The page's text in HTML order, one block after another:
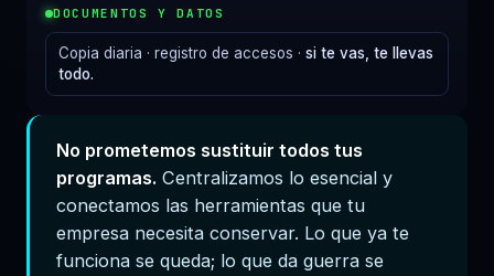
DOCUMENTOS Y DATOS
Copia diaria · registro de accesos · si te vas, te llevas
todo.
No prometemos sustituir todos tus
programas. Centralizamos lo esencial y
conectamos las herramientas que tu
empresa necesita conservar. Lo que ya te
funciona se queda; lo que da guerra se